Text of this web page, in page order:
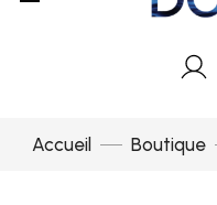
Accueil Boutique